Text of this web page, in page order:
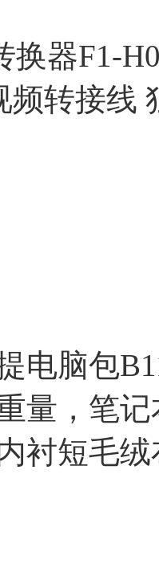
换器F1-
频转接线
电脑包
量，笔
衬短毛